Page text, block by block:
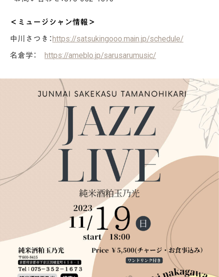
＜ミュージシャン情報＞
中川さつき：https://satsukingooo.main.jp/schedule/
名倉学：https://ameblo.jp/sarusarumusic/